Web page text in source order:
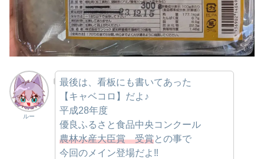
ルー
最後は、看板にも書いてあった
【キャベコロ】だよ♪
平成28年度
優良ふるさと食品中央コンクール
農林水産大臣賞 受賞との事で
今回のメイン登場だよ‼